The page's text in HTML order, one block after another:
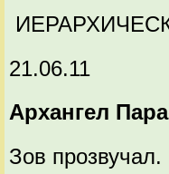
21.06.11
Архангел
Зов